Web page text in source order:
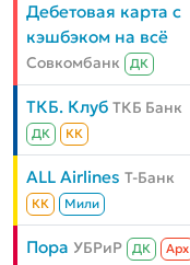
Дебетовая карта с
кэшбэком на всё
Совкомбанк ДК
ТКБ. Клуб ТКБ Банк
ДК КК
ALL Airlines Т-Банк
КК Мили
Пора УБРиР ДК Aрх